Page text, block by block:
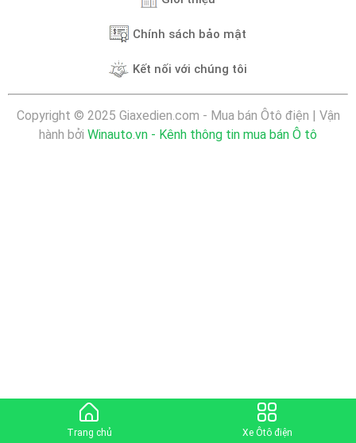
Chính sách bảo mật
Kết nối với chúng tôi
Copyright © 2025 Giaxedien.com - Mua bán Ôtô điện | Vận
hành bởi Winauto.vn - Kênh thông tin mua bán Ô tô
Trang chủ Xe Ôtô điện